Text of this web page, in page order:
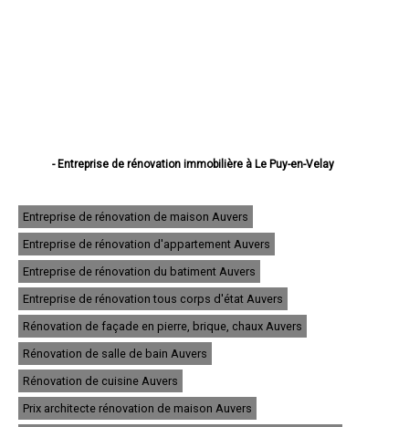
- Entreprise de rénovation immobilière à Le Puy-en-Velay
- Entreprise de rénovation immobilière à Brioude
- Entreprise de rénovation immobilière à Sainte-Sigolène
- Entreprise de rénovation immobilière à Aurec-sur-Loire
- Entreprise de rénovation immobilière à Saint-Just-Malmont
- Entreprise de rénovation immobilière à Brives-Charensac
- Entreprise de rénovation immobilière à Langeac
- Entreprise de rénovation immobilière à Bas-en-Basset
- Entreprise de rénovation immobilière à Espaly-Saint-Marcel
- Entreprise de rénovation immobilière à Vals-près-le-Puy
- Entreprise de rénovation immobilière à Saint-Germain-Laprade
- Entreprise de rénovation immobilière à Tence
- Entreprise de rénovation immobilière à Saint-Didier-en-Velay
- Entreprise de rénovation immobilière à Sainte-Florine
Entreprise de rénovation de maison Auvers
Entreprise de rénovation d'appartement Auvers
Entreprise de rénovation du batiment Auvers
Entreprise de rénovation tous corps d'état Auvers
Rénovation de façade en pierre, brique, chaux Auvers
Rénovation de salle de bain Auvers
Rénovation de cuisine Auvers
Prix architecte rénovation de maison Auvers